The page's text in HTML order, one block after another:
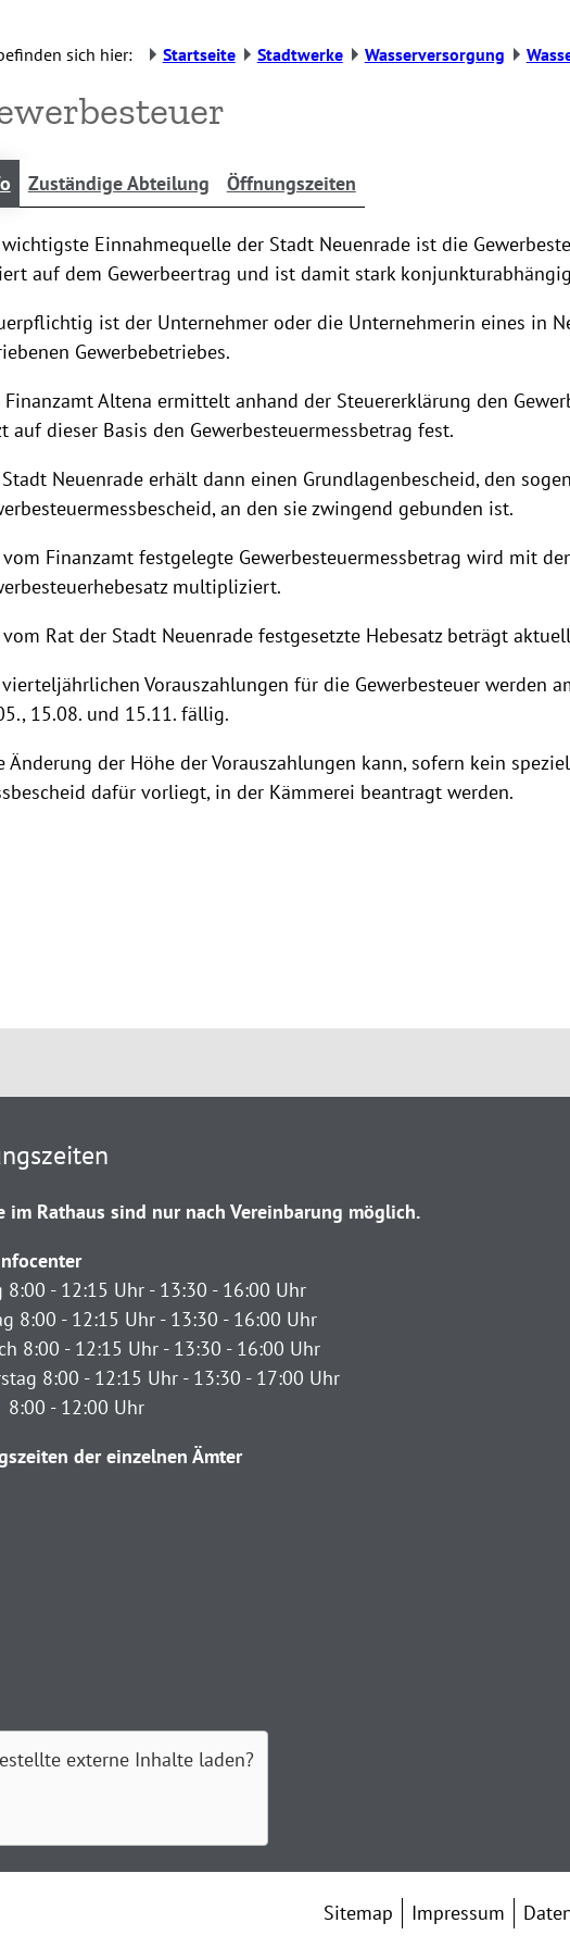
sich hier: Startseite Stadtwerke Wasserversorgung
Zuständige Abteilung Öffnungszeiten
Einnahmequelle der Stadt Neuenrade ist die
auf dem Gewerbeertrag und ist damit stark
ist der Unternehmer oder die Unternehmerin eines in
Gewerbebetriebes.
Finanzamt Altena ermittelt anhand der Steuererklärung den
auf dieser Basis den Gewerbesteuermessbetrag fest.
Neuenrade erhält dann einen Grundlagenbescheid, den
an den sie zwingend gebunden ist.
vom Finanzamt festgelegte Gewerbesteuermessbetrag wird mit
multipliziert.
vom Rat der Stadt Neuenrade festgesetzte Hebesatz beträgt
Vorauszahlungen für die Gewerbesteuer werden
15.08. und 15.11. fällig.
Änderung der Höhe der Vorauszahlungen kann, sofern kein
dafür vorliegt, in der Kämmerei beantragt werden.
im Rathaus sind nur nach Vereinbarung möglich.
8:00 - 12:15 Uhr - 13:30 - 16:00 Uhr
8:00 - 12:15 Uhr - 13:30 - 16:00 Uhr
8:00 - 12:15 Uhr - 13:30 - 16:00 Uhr
8:00 - 12:15 Uhr - 13:30 - 17:00 Uhr
- 12:00 Uhr
der einzelnen Ämter
externe Inhalte laden?
Sitemap Impressum